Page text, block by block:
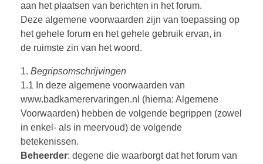
aan het plaatsen van berichten in het forum.
Deze algemene voorwaarden zijn van toepassing op
het gehele forum en het gehele gebruik ervan, in
de ruimste zin van het woord.
1. Begripsomschrijvingen
1.1 In deze algemene voorwaarden van
www.badkamerervaringen.nl (hierna: Algemene
Voorwaarden) hebben de volgende begrippen (zowel
in enkel- als in meervoud) de volgende
betekenissen.
Beheerder: degene die waarborgt dat het forum van